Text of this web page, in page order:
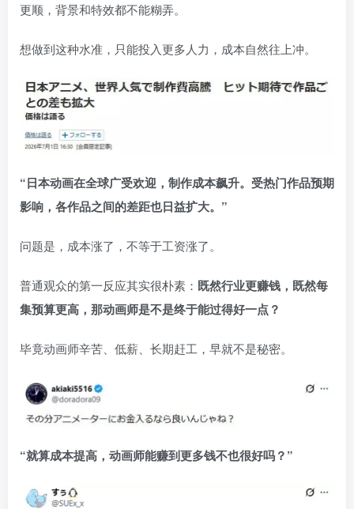
更顺，背景和特效都不能糊弄。
想做到这种水准，只能投入更多人力，成本自然往上冲。
“日本动画在全球广受欢迎，制作成本飙升。受热门作品预期
影响，各作品之间的差距也日益扩大。”
问题是，成本涨了，不等于工资涨了。
普通观众的第一反应其实很朴素： 既然行业更赚钱，既然每
集预算更高，那动画师是不是终于能过得好一点？
毕竟动画师辛苦、低薪、长期赶工，早就不是秘密。
“就算成本提高，动画师能赚到更多钱不也很好吗？”